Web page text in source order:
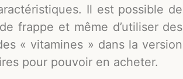
Il est possible de
frappe et même d’utiliser des
« vitamines » dans la version
pour pouvoir en acheter.